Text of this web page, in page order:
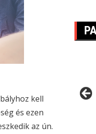
kell
és ezen
az ún.